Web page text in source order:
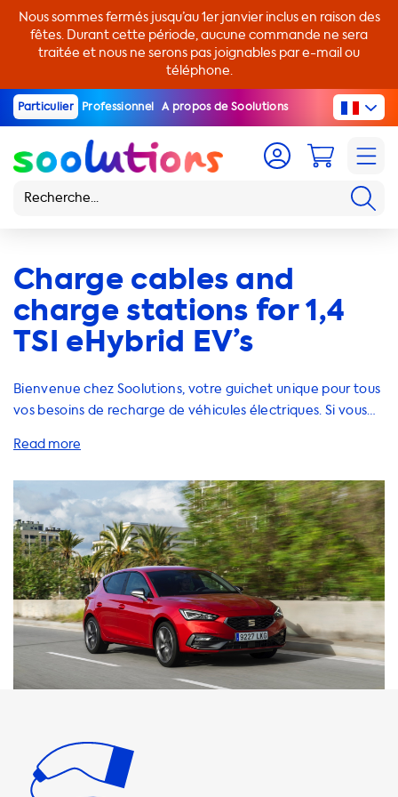
Nous sommes fermés jusqu’au 1er janvier inclus en raison des
fêtes. Durant cette période, aucune commande ne sera
traitée et nous ne serons pas joignables par e-mail ou
téléphone.
Particulier Professionnel A propos de Soolutions
Charge cables and
charge stations for 1,4
TSI eHybrid EV’s
Bienvenue chez Soolutions, votre guichet unique pour tous
vos besoins de recharge de véhicules électriques. Si vous
solutions de recharge parfaites pour vous. Nos stations de
une puissance maximale de 22 kW avec une prise de
courant triphasée de 32 A. Cela signifie que votre SEAT
Leon ne pourra jamais se recharger plus rapidement que
cette vitesse maximale sur une station de recharge AC.
Nous recommandons donc des produits de recharge dont
la vitesse de charge est égale à la vitesse de charge
maximale de votre véhicule. Veuillez noter que la recharge
plus rapide n'est possible qu'avec des véhicules équipés
d'un chargeur embarqué capable de charger plus
rapidement. Chez Soolutions, nous proposons une large
électrique à la maison. Nous avons des câbles de recharge
de 16 A et 32 A pour les prises de courant monophasées et